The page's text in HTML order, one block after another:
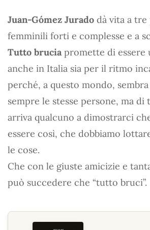
Juan-Gómez Jurado dà vita a
femminili forti e complesse e a
Tutto brucia promette di essere
anche in Italia sia per il ritmo
perché, a questo mondo,
sempre le stesse persone, ma
arriva qualcuno a dimostrarci
essere così, che dobbiamo
le cose.
Che con le giuste amicizie e
può succedere che “tutto bruci”.